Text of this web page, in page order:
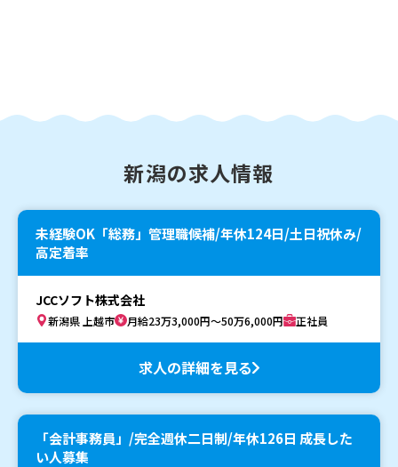
新潟の求人情報
未経験OK「総務」管理職候補/年休124日/土日祝休み/
高定着率
JCCソフト株式会社
新潟県 上越市 月給23万3,000円～50万6,000円 正社員
求人の詳細を見る
「会計事務員」/完全週休二日制/年休126日 成長した
い人募集